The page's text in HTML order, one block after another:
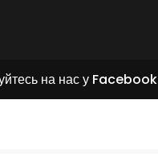
на нас у Facebook